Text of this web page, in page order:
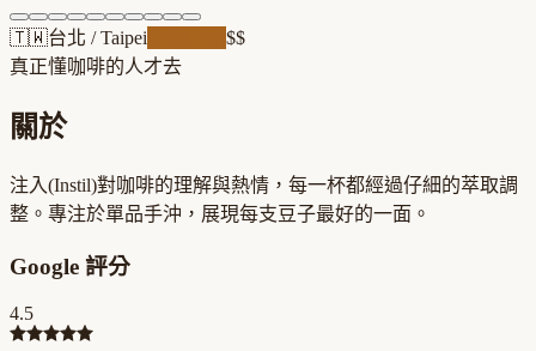
🇹🇼台北 /Taipei
$$
真正懂咖啡的人才去
關於
注入(Instil)對咖啡的理解與熱情，每一杯都經過仔細的萃取調
整。專注於單品手沖，展現每支豆子最好的一面。
Google 評分
4.5